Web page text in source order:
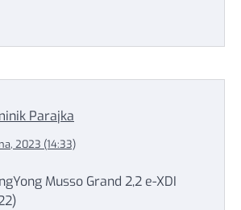
Parajka
2023 (14:33)
Musso Grand 2,2 e-XDI